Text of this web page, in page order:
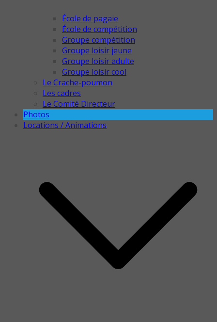
École de pagaie
École de compétition
Groupe compétition
Groupe loisir jeune
Groupe loisir adulte
Groupe loisir cool
Le Crache-poumon
Les cadres
Le Comité Directeur
Photos
Locations / Animations